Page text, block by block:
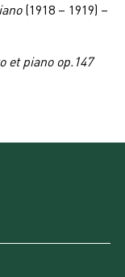
(1918 – 1919) –
et piano op.147